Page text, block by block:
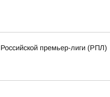
премьер-лиги (РПЛ)